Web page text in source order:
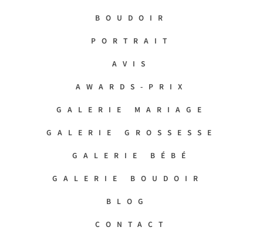
BOUDOIR
PORTRAIT
AVIS
AWARDS-PRIX
GALERIE MARIAGE
GALERIE GROSSESSE
GALERIE BÉBÉ
GALERIE BOUDOIR
BLOG
CONTACT